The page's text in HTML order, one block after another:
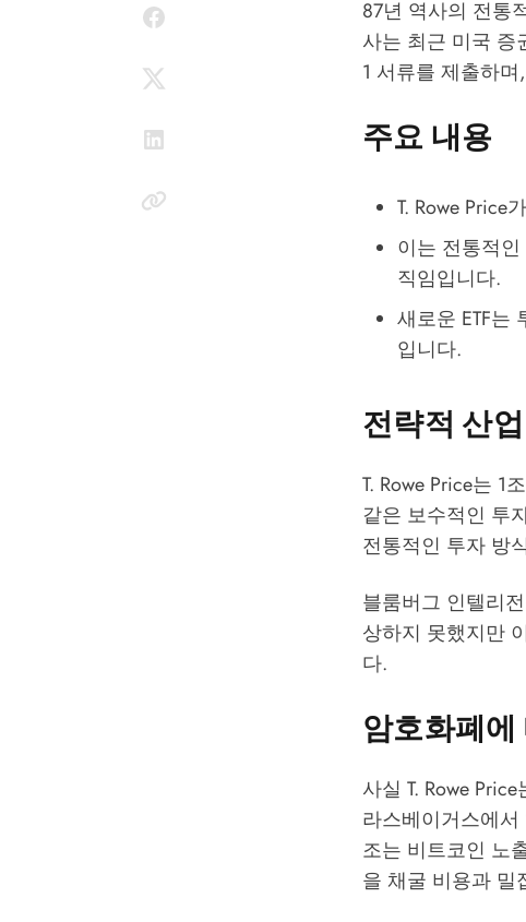
87년 역사의 전통
사는 최근 미국 증
1 서류를 제출하
주요 내용
T. Rowe Price
이는 전통적
직임입니다.
새로운 ETF는
입니다.
전략적 산
T. Rowe Price는
같은 보수적인 투
전통적인 투자 방
블룸버그 인텔리
상하지 못했지만
다.
암호화폐
사실 T. Rowe
라스베이거스에서
조는 비트코인 노
을 채굴 비용과 밀